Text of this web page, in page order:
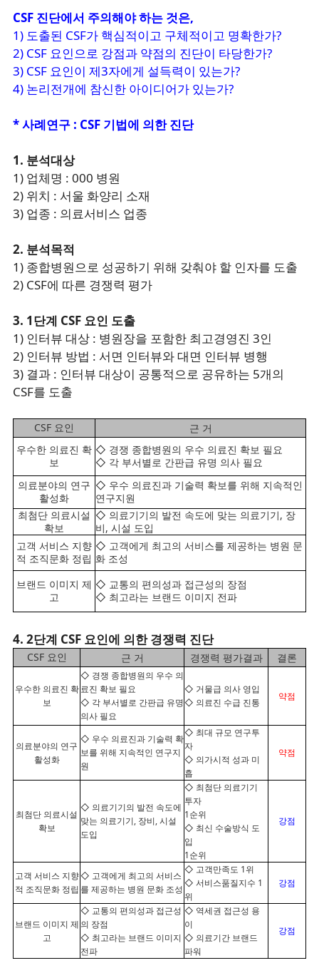
CSF 진단에서 주의해야 하는 것은,
1) 도출된 CSF가 핵심적이고 구체적이고 명확한가?
2) CSF 요인으로 강점과 약점의 진단이 타당한가?
3) CSF 요인이 제3자에게 설득력이 있는가?
4) 논리전개에 참신한 아이디어가 있는가?
* 사례연구 : CSF 기법에 의한 진단
1. 분석대상
1) 업체명 : 000 병원
2) 위치 : 서울 화양리 소재
3) 업종 : 의료서비스 업종
2. 분석목적
1) 종합병원으로 성공하기 위해 갖춰야 할 인자를 도출
2) CSF에 따른 경쟁력 평가
3. 1단계 CSF 요인 도출
1) 인터뷰 대상 : 병원장을 포함한 최고경영진 3인
2) 인터뷰 방법 : 서면 인터뷰와 대면 인터뷰 병행
3) 결과 : 인터뷰 대상이 공통적으로 공유하는 5개의
CSF를 도출
CSF 요인
근 거
우수한 의료진 확
보
◇ 경쟁 종합병원의 우수 의료진 확보 필요
◇ 각 부서별로 간판급 유명 의사 필요
의료분야의 연구
활성화
◇ 우수 의료진과 기술력 확보를 위해 지속적인
연구지원
최첨단 의료시설
확보
◇ 의료기기의 발전 속도에 맞는 의료기기, 장
비, 시설 도입
고객 서비스 지향
적 조직문화 정립
◇ 고객에게 최고의 서비스를 제공하는 병원 문
화 조성
브랜드 이미지 제
고
◇ 교통의 편의성과 접근성의 장점
◇ 최고라는 브랜드 이미지 전파
4. 2단계 CSF 요인에 의한 경쟁력 진단
CSF 요인 근 거 경쟁력 평가결과 결론
우수한 의료진 확
보
◇ 경쟁 종합병원의 우수 의
료진 확보 필요
◇ 각 부서별로 간판급 유명
의사 필요
◇ 거물급 의사 영입
◇ 의료진 수급 진통
약점
의료분야의 연구
활성화
◇ 우수 의료진과 기술력 확
보를 위해 지속적인 연구지
원
◇ 최대 규모 연구투
자
◇ 의가시적 성과 미
흡
약점
최첨단 의료시설
확보
◇ 의료기기의 발전 속도에
맞는 의료기기, 장비, 시설
도입
◇ 최첨단 의료기기
투자
1순위
◇ 최신 수술방식 도
입
1순위
강점
고객 서비스 지향
적 조직문화 정립
◇ 고객에게 최고의 서비스
를 제공하는 병원 문화 조성
◇ 고객만족도 1위
◇ 서비스품질지수 1
위
강점
브랜드 이미지 제
고
◇ 교통의 편의성과 접근성
의 장점
◇ 최고라는 브랜드 이미지
전파
◇ 역세권 접근성 용
이
◇ 의료기간 브랜드
파워
강점